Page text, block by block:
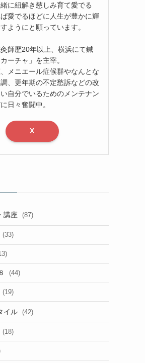
に紐解き慈しみ育て愛でる
愛でるほどに人生が豊かに輝
ようにと願っています。
師歴20年以上、横浜にて鍼
ーチャ」を主宰。
メニエール症候群やなんとな
、更年期の不定愁訴などの改
自分でいるためのメンテナン
日々奮闘中。
X
講座 (87)
(33)
(44)
(19)
イル (42)
(18)